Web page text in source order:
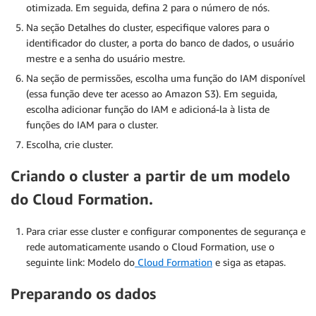
otimizada. Em seguida, defina 2 para o número de nós.
Na seção Detalhes do cluster, especifique valores para o
identificador do cluster, a porta do banco de dados, o usuário
mestre e a senha do usuário mestre.
Na seção de permissões, escolha uma função do IAM disponível
(essa função deve ter acesso ao Amazon S3). Em seguida,
escolha adicionar função do IAM e adicioná-la à lista de
funções do IAM para o cluster.
Escolha, crie cluster.
Criando o cluster a partir de um modelo
do Cloud Formation.
Para criar esse cluster e configurar componentes de segurança e
rede automaticamente usando o Cloud Formation, use o
seguinte link: Modelo do Cloud Formation e siga as etapas.
Preparando os dados